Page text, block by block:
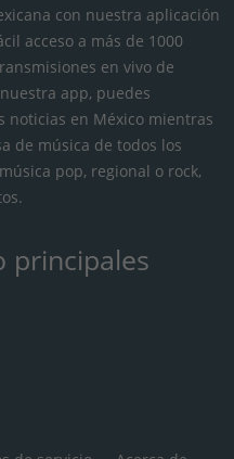
con nuestra aplicación
acceso a más de 1000
en vivo de
app, puedes
noticias en México mientras
de música de todos los
pop, regional o rock,
principales